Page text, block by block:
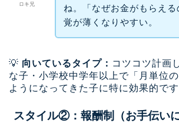
ロキ兄
ね。「なぜお金がもらえ
覚が薄くなりやすい。
💡 向いているタイプ： コツコツ計画
な子・小学校中学年以上で「月単位
ようになってきた子に特に効果的です
スタイル②：報酬制（お手伝い